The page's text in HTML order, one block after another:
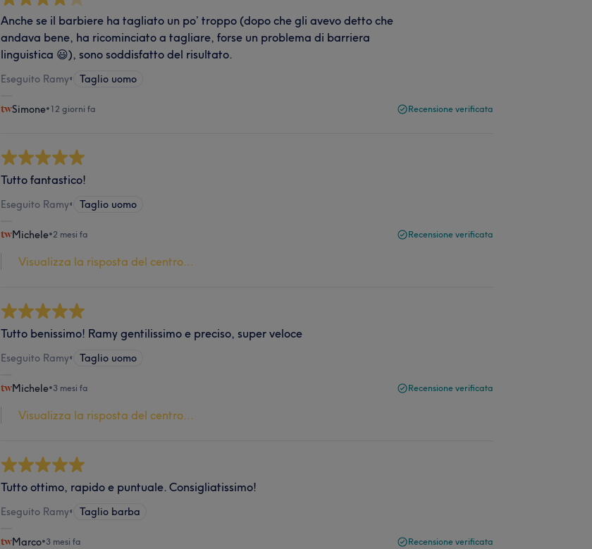
Anche se il barbiere ha tagliato un po’ troppo (dopo che gli avevo detto che
andava bene, ha ricominciato a tagliare, forse un problema di barriera
linguistica 😃), sono soddisfatto del risultato.
Eseguito Ramy• Taglio uomo
Simone•12 giorni fa Recensione verificata
Tutto fantastico!
Eseguito Ramy• Taglio uomo
Michele•2 mesi fa Recensione verificata
Visualizza la risposta del centro...
Tutto benissimo! Ramy gentilissimo e preciso, super veloce
Eseguito Ramy• Taglio uomo
Michele•3 mesi fa Recensione verificata
Visualizza la risposta del centro...
Tutto ottimo, rapido e puntuale. Consigliatissimo!
Eseguito Ramy• Taglio barba
Marco•3 mesi fa Recensione verificata